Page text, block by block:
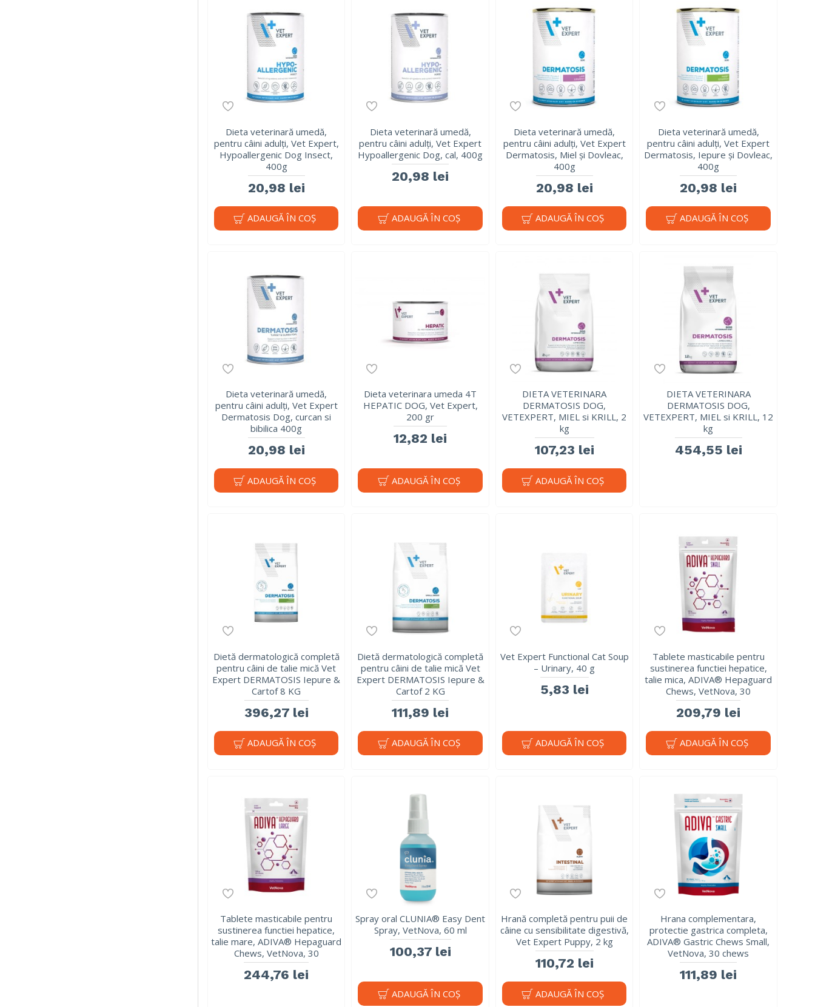
Dieta veterinară umedă,
pentru câini adulți, Vet Expert,
Hypoallergenic Dog Insect,
400g
20,98 lei
ADAUGĂ ÎN COŞ
Dieta veterinară umedă,
pentru câini adulți, Vet Expert
Hypoallergenic Dog, cal, 400g
20,98 lei
ADAUGĂ ÎN COŞ
Dieta veterinară umedă,
pentru câini adulți, Vet Expert
Dermatosis, Miel și Dovleac,
400g
20,98 lei
ADAUGĂ ÎN COŞ
Dieta veterinară umedă,
pentru câini adulți, Vet Expert
Dermatosis, Iepure și Dovleac,
400g
20,98 lei
ADAUGĂ ÎN COŞ
Dieta veterinară umedă,
pentru câini adulți, Vet Expert
Dermatosis Dog, curcan si
bibilica 400g
20,98 lei
ADAUGĂ ÎN COŞ
Dieta veterinara umeda 4T
HEPATIC DOG, Vet Expert,
200 gr
12,82 lei
ADAUGĂ ÎN COŞ
DIETA VETERINARA
DERMATOSIS DOG,
VETEXPERT, MIEL si KRILL, 2
kg
107,23 lei
ADAUGĂ ÎN COŞ
DIETA VETERINARA
DERMATOSIS DOG,
VETEXPERT, MIEL si KRILL, 12
kg
454,55 lei
Dietă dermatologică completă
pentru câini de talie mică Vet
Expert DERMATOSIS Iepure &
Cartof 8 KG
396,27 lei
ADAUGĂ ÎN COŞ
Dietă dermatologică completă
pentru câini de talie mică Vet
Expert DERMATOSIS Iepure &
Cartof 2 KG
111,89 lei
ADAUGĂ ÎN COŞ
Vet Expert Functional Cat Soup
– Urinary, 40 g
5,83 lei
ADAUGĂ ÎN COŞ
Tablete masticabile pentru
sustinerea functiei hepatice,
talie mica, ADIVA® Hepaguard
Chews, VetNova, 30
209,79 lei
ADAUGĂ ÎN COŞ
Tablete masticabile pentru
sustinerea functiei hepatice,
talie mare, ADIVA® Hepaguard
Chews, VetNova, 30
244,76 lei
Spray oral CLUNIA® Easy Dent
Spray, VetNova, 60 ml
100,37 lei
ADAUGĂ ÎN COŞ
Hrană completă pentru puii de
câine cu sensibilitate digestivă,
Vet Expert Puppy, 2 kg
110,72 lei
ADAUGĂ ÎN COŞ
Hrana complementara,
protectie gastrica completa,
ADIVA® Gastric Chews Small,
VetNova, 30 chews
111,89 lei